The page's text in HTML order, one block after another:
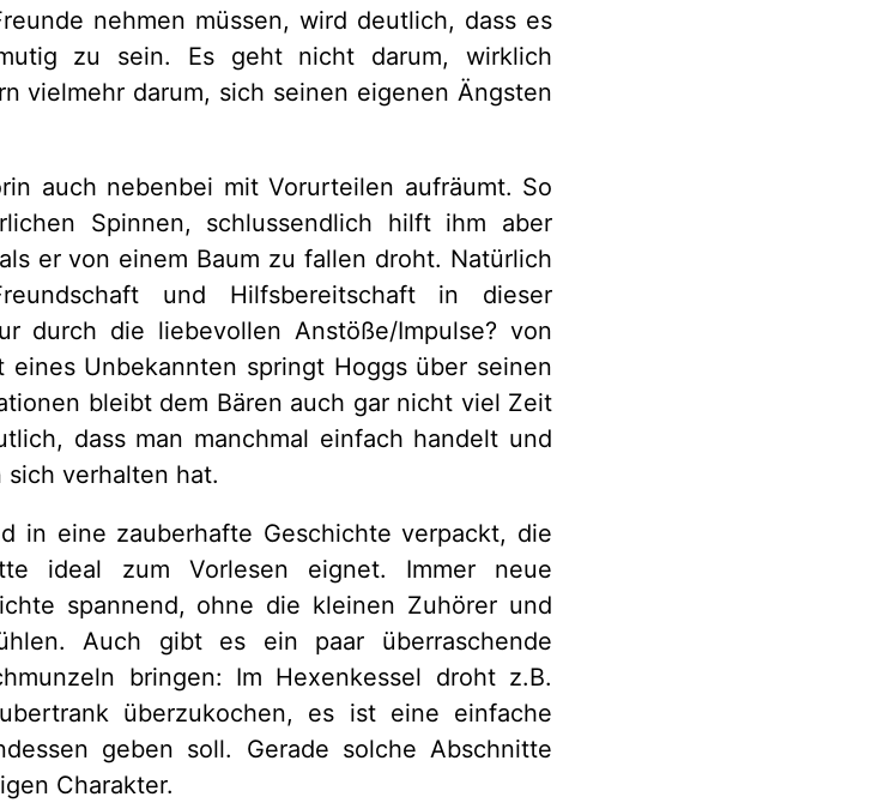
nehmen müssen, wird deutlich, dass es
zu sein. Es geht nicht darum, wirklich
vielmehr darum, sich seinen eigenen Ängsten
auch nebenbei mit Vorurteilen aufräumt. So
Spinnen, schlussendlich hilft ihm aber
er von einem Baum zu fallen droht. Natürlich
und Hilfsbereitschaft in dieser
durch die liebevollen Anstöße/Impulse? von
Unbekannten springt Hoggs über seinen
bleibt dem Bären auch gar nicht viel Zeit
dass man manchmal einfach handelt und
verhalten hat.
in eine zauberhafte Geschichte verpackt, die
ideal zum Vorlesen eignet. Immer neue
spannend, ohne die kleinen Zuhörer und
Auch gibt es ein paar überraschende
bringen: Im Hexenkessel droht z.B.
überzukochen, es ist eine einfache
geben soll. Gerade solche Abschnitte
Charakter.